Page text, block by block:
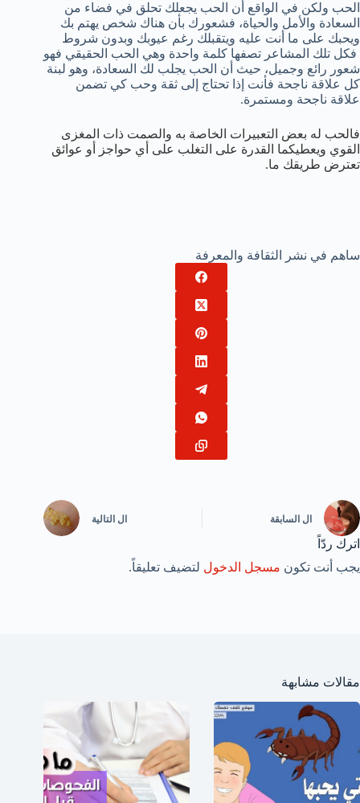
الحب ولكن في الواقع أن الحب يجعلك تحلق في فضاء من
السعادة والأمل والحياة، فشعورك بأن هناك شخص يهتم بك
ويحبك على ما أنت عليه ويتقبلك رغم عيوبك وبدون شروط
فكل تلك المشاعر تصفها كلمة واحدة وهي الحب الحقيقي فهو
شعور رائع وجميل، حيث أن الحب يجلب لك السعادة، وهو لبنة
كل علاقة ناجحة فأنت إذا تحتاج إلى ثقة وحب كي تضمن
علاقة ناجحة ومستمرة.
فالحب له بعض التعبيرات الخاصة به والصمت ذات المغزى
القوي ويعطيكما القدرة على التغلب على أي حواجز أو عوائق
تعترض طريقك ما.
ساهم في نشر الثقافة والمعرفة
ال السابقة ال التالية
اترك ردّاً
يجب أنت تكون مسجل الدخول لتضيف تعليقاً.
مقالات مشابهة